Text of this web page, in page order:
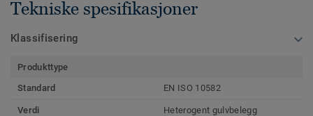
Tekniske spesifikasjoner
Klassifisering
Produkttype
Standard
EN ISO 10582
Verdi Heterogent gulvbelegg